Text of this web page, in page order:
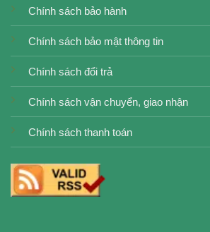
Chính sách bảo hành
Chính sách bảo mật thông tin
Chính sách đổi trả
Chính sách vận chuyển, giao nhận
Chính sách thanh toán